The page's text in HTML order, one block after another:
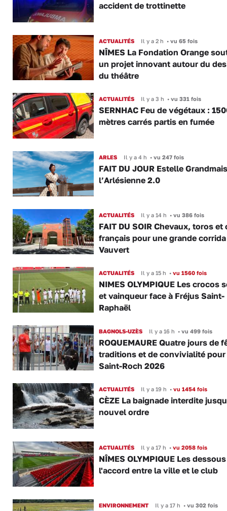
accident de trottinette
ACTUALITÉS Il y a 2 h •vu 65 fois
NÎMES La Fondation Orange
un projet innovant autour du
du théâtre
ACTUALITÉS Il y a 3 h •vu 331 fois
SERNHAC Feu de végétaux :
mètres carrés partis en fumée
ARLES Il y a 4 h •vu 247 fois
FAIT DU JOUR Estelle
l’Arlésienne 2.0
ACTUALITÉS Il y a 14 h •vu 386 fois
FAIT DU SOIR Chevaux, toros et
français pour une grande corrida
Vauvert
ACTUALITÉS Il y a 15 h •vu 1560 fois
NIMES OLYMPIQUE Les crocos
et vainqueur face à Fréjus Saint-
Raphaël
BAGNOLS-UZÈS Il y a 16 h •vu 499 fois
ROQUEMAURE Quatre jours de
traditions et de convivialité pour
Saint-Roch 2026
ACTUALITÉS Il y a 19 h •vu 1454 fois
CÈZE La baignade interdite
nouvel ordre
ACTUALITÉS Il y a 17 h •vu 2058 fois
NÎMES OLYMPIQUE Les
l'accord entre la ville et le club
ENVIRONNEMENT Il y a 17 h •vu 302 fois